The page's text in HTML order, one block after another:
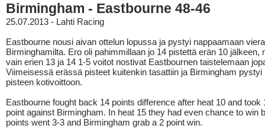
Birmingham - Eastbourne 48-46
25.07.2013 - Lahti Racing
Eastbourne nousi aivan ottelun lopussa ja pystyi nappaamaan
Birminghamilta. Ero oli pahimmillaan jo 14 pistettä erän 10 jälkeen,
vain erien 13 ja 14 1-5 voitot nostivat Eastbournen taistelemaan
Viimeisessä erässä pisteet kuitenkin tasattiin ja Birmingham pystyi
pisteen kotivoittoon.
Eastbourne fought back 14 points difference after heat 10 and took
point against Birmingham. In heat 15 they had even chance to win
points went 3-3 and Birmingham grab a 2 point win.